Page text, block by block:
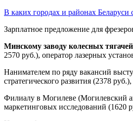
В каких городах и районах
Зарплатное предложение для
Минскому заводу колесных тягачей
2570 руб.), оператор лазерных
Нанимателем по ряду вакансий
стратегического развития (2378
Филиалу в Могилеве (Могилевский
маркетинговых исследований (1620